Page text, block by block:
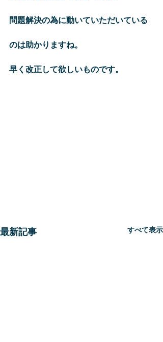
問題解決の為に動いていただいている
のは助かりますね。
早く改正して欲しいものです。
最新記事 すべて表示